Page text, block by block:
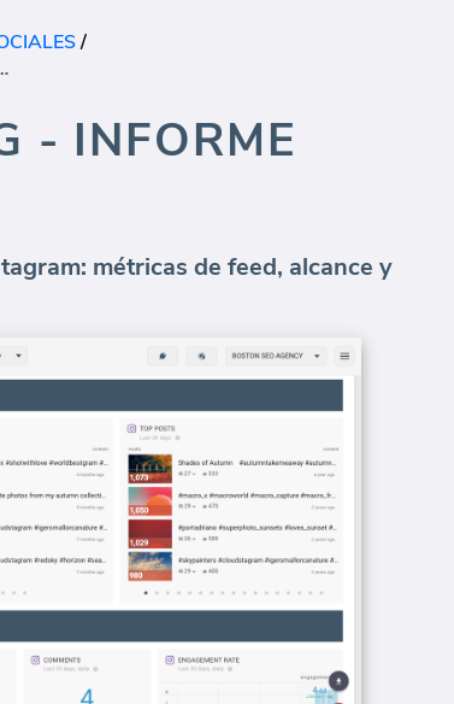
/
(DEPRECIADO)
- INFORME
métricas de feed, alcance y